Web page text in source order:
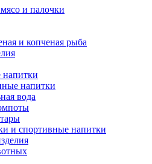
и палочки
и копченая рыба
напитки
напитки
вода
и спортивные напитки